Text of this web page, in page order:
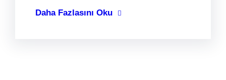
Daha Fazlasını Oku